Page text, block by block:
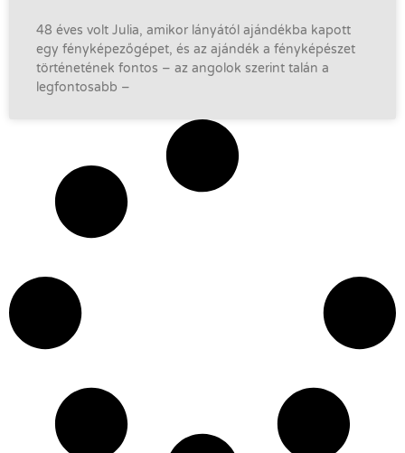
48 éves volt Julia, amikor lányától ajándékba kapott
egy fényképezőgépet, és az ajándék a fényképészet
történetének fontos – az angolok szerint talán a
legfontosabb –